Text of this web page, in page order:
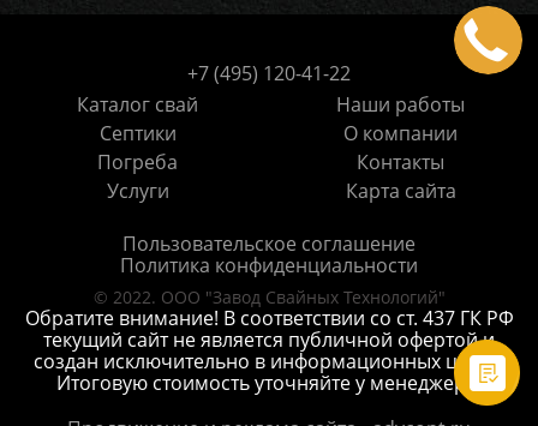
Пользовательское соглашение
Политика конфиденциальности
© 2022. ООО "Завод Свайных Технологий"
Обратите внимание! В соответствии со ст. 437 ГК РФ
текущий сайт не является публичной офертой и
создан исключительно в информационных целях.
Итоговую стоимость уточняйте у менеджера.
+7 (495) 120-41-22
Каталог свай
Септики
Погреба
Услуги
Наши работы
О компании
Контакты
Карта сайта